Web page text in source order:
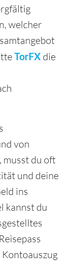
welcher
TorFX die
von
musst du oft
und deine
ins
kannst du